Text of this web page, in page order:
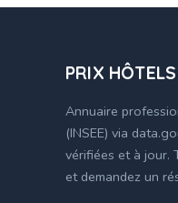
PRIX HÔTELS
Annuaire
(INSEE) via
vérifiées et à jour.
et demandez un